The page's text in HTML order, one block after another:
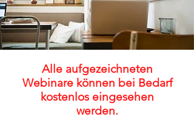
Alle aufgezeichneten
Webinare können bei Bedarf
kostenlos eingesehen
werden.